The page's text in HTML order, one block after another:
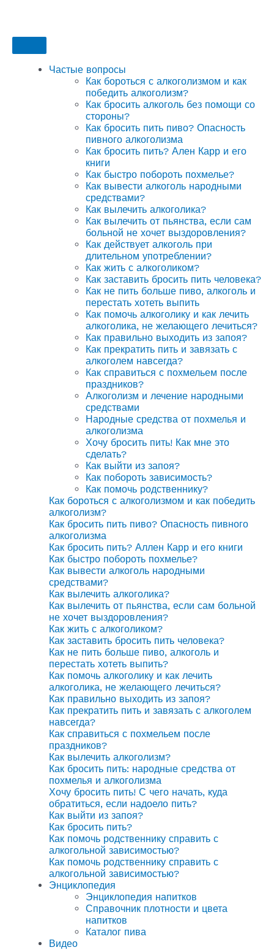
Частые вопросы
Как бороться с алкоголизмом и как
победить алкоголизм?
Как бросить алкоголь без помощи со
стороны?
Как бросить пить пиво? Опасность
пивного алкоголизма
Как бросить пить? Ален Карр и его
книги
Как быстро побороть похмелье?
Как вывести алкоголь народными
средствами?
Как вылечить алкоголика?
Как вылечить от пьянства, если сам
больной не хочет выздоровления?
Как действует алкоголь при
длительном употреблении?
Как жить с алкоголиком?
Как заставить бросить пить человека?
Как не пить больше пиво, алкоголь и
перестать хотеть выпить
Как помочь алкоголику и как лечить
алкоголика, не желающего лечиться?
Как правильно выходить из запоя?
Как прекратить пить и завязать с
алкоголем навсегда?
Как справиться с похмельем после
праздников?
Алкоголизм и лечение народными
средствами
Народные средства от похмелья и
алкоголизма
Хочу бросить пить! Как мне это
сделать?
Как выйти из запоя?
Как побороть зависимость?
Как помочь родственнику?
Как бороться с алкоголизмом и как победить
алкоголизм?
Как бросить пить пиво? Опасность пивного
алкоголизма
Как бросить пить? Аллен Карр и его книги
Как быстро побороть похмелье?
Как вывести алкоголь народными
средствами?
Как вылечить алкоголика?
Как вылечить от пьянства, если сам больной
не хочет выздоровления?
Как жить с алкоголиком?
Как заставить бросить пить человека?
Как не пить больше пиво, алкоголь и
перестать хотеть выпить?
Как помочь алкоголику и как лечить
алкоголика, не желающего лечиться?
Как правильно выходить из запоя?
Как прекратить пить и завязать с алкоголем
навсегда?
Как справиться с похмельем после
праздников?
Как вылечить алкоголизм?
Как бросить пить: народные средства от
похмелья и алкоголизма
Хочу бросить пить! С чего начать, куда
обратиться, если надоело пить?
Как выйти из запоя?
Как бросить пить?
Как помочь родственнику справить с
алкогольной зависимостью?
Как помочь родственнику справить с
алкогольной зависимостью?
Энциклопедия
Энциклопедия напитков
Справочник плотности и цвета
напитков
Каталог пива
Видео